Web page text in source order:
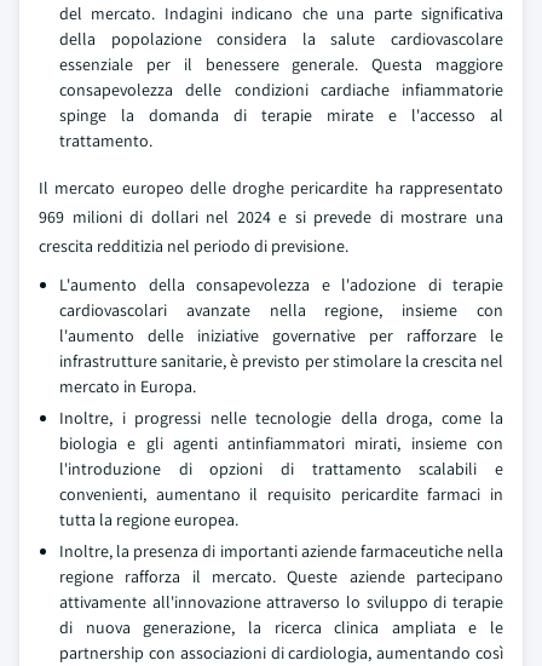
del mercato. Indagini indicano che una parte significativa
della popolazione considera la salute cardiovascolare
essenziale per il benessere generale. Questa maggiore
consapevolezza delle condizioni cardiache infiammatorie
spinge la domanda di terapie mirate e l'accesso al
trattamento.
Il mercato europeo delle droghe pericardite ha rappresentato
969 milioni di dollari nel 2024 e si prevede di mostrare una
crescita redditizia nel periodo di previsione.
L'aumento della consapevolezza e l'adozione di terapie
cardiovascolari avanzate nella regione, insieme con
l'aumento delle iniziative governative per rafforzare le
infrastrutture sanitarie, è previsto per stimolare la crescita nel
mercato in Europa.
Inoltre, i progressi nelle tecnologie della droga, come la
biologia e gli agenti antinfiammatori mirati, insieme con
l'introduzione di opzioni di trattamento scalabili e
convenienti, aumentano il requisito pericardite farmaci in
tutta la regione europea.
Inoltre, la presenza di importanti aziende farmaceutiche nella
regione rafforza il mercato. Queste aziende partecipano
attivamente all'innovazione attraverso lo sviluppo di terapie
di nuova generazione, la ricerca clinica ampliata e le
partnership con associazioni di cardiologia, aumentando così